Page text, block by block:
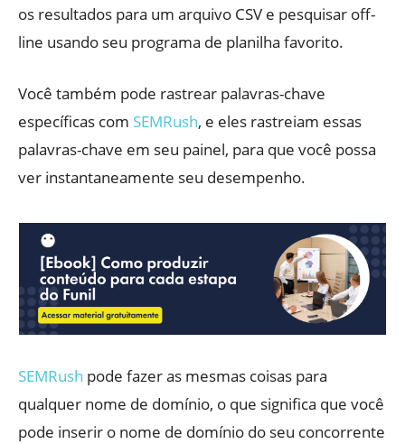
os resultados para um arquivo CSV e pesquisar off-
line usando seu programa de planilha favorito.
Você também pode rastrear palavras-chave
específicas com SEMRush, e eles rastreiam essas
palavras-chave em seu painel, para que você possa
ver instantaneamente seu desempenho.
SEMRush pode fazer as mesmas coisas para
qualquer nome de domínio, o que significa que você
pode inserir o nome de domínio do seu concorrente